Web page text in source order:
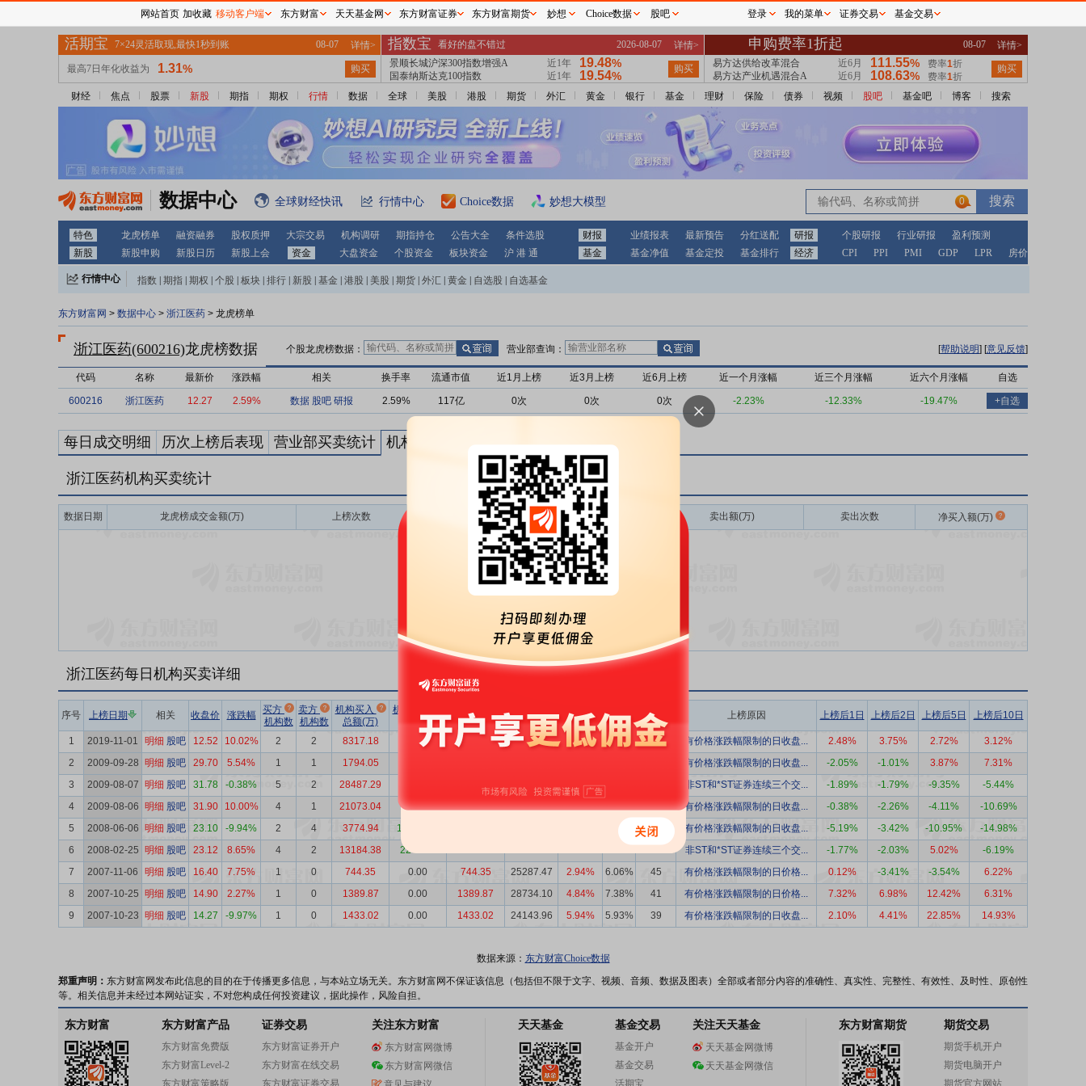
财经 焦点 股票 新股 期指 期权 行情 数据 全球 美股 港股 期货 外汇 黄金 银行 基金 理财 保险 债券 视频 股吧 基金吧 博客 搜索
数据中心 全球财经快讯 行情中心 Choice数据 妙想大模型 0
特色 龙虎榜单 融资融券 股权质押 大宗交易 机构调研 期指持仓 公告大全 条件选股 财报 业绩报表 最新预告 分红送配 研报 个股研报 行业研报
盈利预测
新股
新股申购 新股日历 新股上会 资金 大盘资金 个股资金 板块资金 沪 港 通 基金 基金净值 基金定投 基金排行 经济 CPI PPI PMI GDP LPR 房价
行情中心 指数 期指 期权 个股 板块 排行 新股 基金 港股 美股 期货 外汇 黄金 自选股 自选基金
东方财富网 > 数据中心 > 浙江医药 > 龙虎榜单
浙江医药(600216)龙虎榜数据 个股龙虎榜数据： 营业部查询： [帮助说明] [意见反馈]
代码 名称 最新价 涨跌幅 相关 换手率 流通市值 近1月上榜 近3月上榜 近6月上榜 近一个月涨幅 近三个月涨幅 近六个月涨幅 自选
600216 浙江医药 12.27 2.59% 数据 股吧 研报 2.59% 117亿 0次 0次 0次 -2.23% -12.33% -19.47% +自选
每日成交明细 历次上榜后表现 营业部买卖统计 机构买卖统计 最新公告
浙江医药机构买卖统计
数据日期 龙虎榜成交金额(万) 上榜次数 买入额(万) 买入次数 卖出额(万) 卖出次数 净买入额(万)
浙江医药每日机构买卖详细
序号 上榜日期 相关 收盘价 涨跌幅
买方
机构数
卖方
机构数
机构买入
总额(万)
机构卖出
总额(万)
净额(万)
成交额(万)
总成交比 换手率
市值(亿)
上榜原因 上榜后1日 上榜后2日 上榜后5日 上榜后10日
1 2019-11-01 明细 股吧 12.52 10.02% 2 2 8317.18 4891.94 3425.24 76567.46 4.47% 6.43% 121 有价格涨跌幅限制的日收盘... 2.48% 3.75% 2.72%
3.12%
2
2009-09-28 明细 股吧 29.70 5.54% 1 1 1794.05 有价格涨跌幅限制的日收盘... -2.05% -1.01% 3.87%
7.31%
3
2009-08-07 明细 股吧 31.78 -0.38% 5 2 28487.29 23491.44 141172.62 16.64% 3.47% 非ST和*ST证券连续三个交... -1.89% -1.79% -9.35%
-5.44%
4
2009-08-06 明细 股吧 31.90 10.00% 4 1 21073.04 1551.42 19521.62 59471.74 32.83% 4.30% 144 有价格涨跌幅限制的日收盘... -0.38% -2.26% -4.11%
-10.69%
5
2008-06-06 明细 股吧 23.10 -9.94% 2 4 3774.94 16022.83 7.23% 68 有价格涨跌幅限制的日收盘... -5.19% -3.42% -10.95%
-14.98%
6
2008-02-25 明细 股吧 23.12 8.65% 4 2 13184.38 2246.44 非ST和*ST证券连续三个交... -1.77% -2.03% 5.02%
-6.19%
7
2007-11-06 明细 股吧 16.40 7.75% 1 0 744.35 0.00 744.35 25287.47 2.94% 6.06% 45 有价格涨跌幅限制的日价格... 0.12% -3.41% -3.54%
6.22%
8
2007-10-25 明细 股吧 14.90 2.27% 1 0 1389.87 0.00 1389.87 28734.10 4.84% 7.38% 41 有价格涨跌幅限制的日价格... 7.32% 6.98% 12.42%
6.31%
9
2007-10-23 明细 股吧 14.27 -9.97% 1 0 1433.02 0.00 1433.02 24143.96 5.94% 5.93% 39 有价格涨跌幅限制的日收盘... 2.10% 4.41% 22.85% 14.93%
数据来源： 东方财富Choice数据
郑重声明： 东方财富网发布此信息的目的在于传播更多信息，与本站立场无关。东方财富网不保证该信息（包括但不限于文字、视频、音频、数据及图表）全部或者部分内容的准确性、真实性、完整性、有效性、及时性、原创性
等。相关信息并未经过本网站证实，不对您构成任何投资建议，据此操作，风险自担。
网站首页 加收藏 移动客户端 东方财富 天天基金网 东方财富证券 东方财富期货 妙想 Choice数据 股吧 登录 我的菜单 证券交易 基金交易